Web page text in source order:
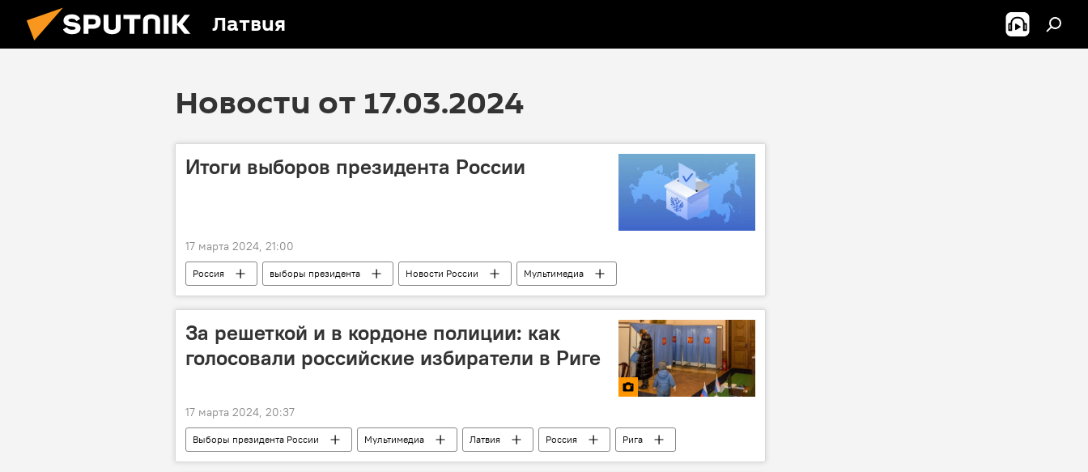
Латвия
Новости от 17.03.2024
Итоги выборов президента России
17 марта 2024, 21:00
Россия выборы президента Новости России
Мультимедиа
Выборы президента России
За решеткой и в кордоне полиции: как
голосовали российские избиратели в Риге
17 марта 2024, 20:37
Выборы президента России Мультимедиа Латвия Россия
Рига
посольство РФ в Латвии
выборы президента голосование
полиция